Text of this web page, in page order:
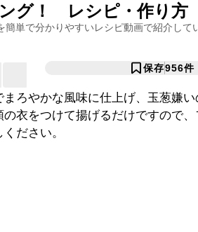
グ！ レシピ・作り方
簡単で分かりやすいレシピ動画で紹介して
保存956件
ろやかな風味に仕上げ、玉葱嫌い
衣をつけて揚げるだけですので、
ださい。